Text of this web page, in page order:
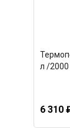
л /
6 310